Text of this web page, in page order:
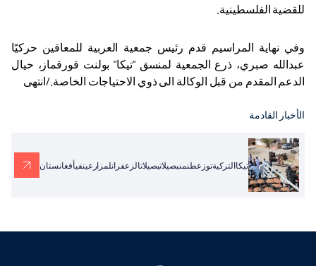
للقضية الفلسطينية.
وفي نهاية المراسيم قدم رئيس جمعية العربية للمعاقين حركيًا
عبدالله صبري، ذرع الجمعية لمنسق "تيكا" بولنت قورقماز، حيال
الدعم المقدم من قبل الوكالة الى ذوي الاحتياجات الخاصة./انتهى
الأخبار القادمة
تيكاالتركيةتوزعطنمنبصيلاتبصيلاتالزعفرانلمزارعينفيأفغانستان